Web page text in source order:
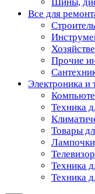
Все для
Прочие
Электроника и
Техника
Товары
Техника
Техника